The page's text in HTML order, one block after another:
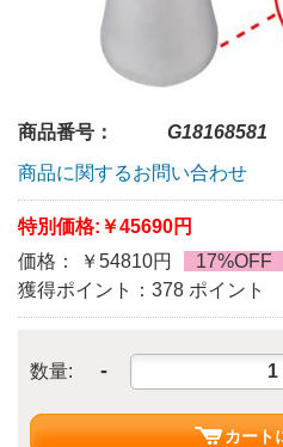
商品番号：
G18168581
商品に関するお問い合わせ
特別価格: ￥45690円
価格： ￥54810円
17%OFF
獲得ポイント：378 ポイント
数量: -
カート